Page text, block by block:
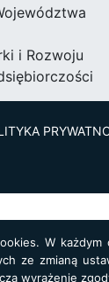
i Rozwoju
W
ze zmianą
wyrażenie